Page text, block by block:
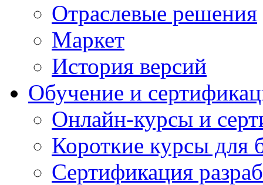
Отраслевые решения
Маркет
История версий
Обучение и
Онлайн-курсы и
Короткие курсы для
Сертификация